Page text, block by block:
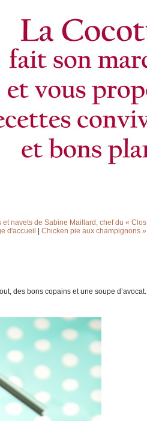
navets de Sabine Maillard, chef du « Clos
d'accueil Chicken pie aux champignons »
des bons copains et une soupe d’avocat.